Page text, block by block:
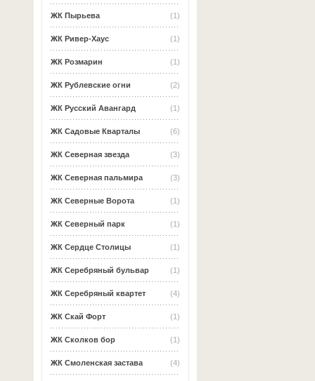
(1)
ЖК Пырьева
(1)
ЖК Ривер-Хаус
(1)
ЖК Розмарин
(2)
ЖК Рублевские огни
(1)
ЖК Русский Авангард
(6)
ЖК Садовые Кварталы
(3)
ЖК Северная звезда
(3)
ЖК Северная пальмира
(1)
ЖК Северные Ворота
(1)
ЖК Северный парк
(1)
ЖК Сердце Столицы
(1)
ЖК Серебряный бульвар
(4)
ЖК Серебряный квартет
(1)
ЖК Скай Форт
(1)
ЖК Сколков бор
(4)
ЖК Смоленская застава